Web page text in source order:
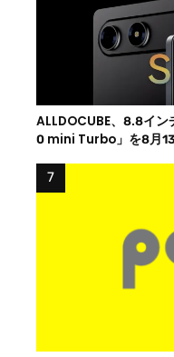
ALLDOCUBE、8.8イ
0 mini Turbo」を8月